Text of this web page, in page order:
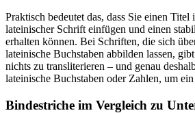
Praktisch bedeutet das, dass Sie einen
lateinischer Schrift einfügen und einen
erhalten können. Bei Schriften, die sich
lateinische Buchstaben abbilden lassen,
nichts zu transliterieren – und genau
lateinische Buchstaben oder Zahlen, um
Bindestriche im Vergleich zu